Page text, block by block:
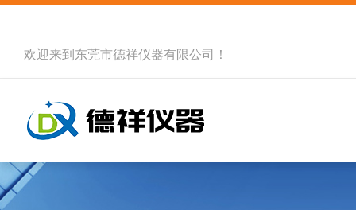
欢迎来到 东莞市德祥仪器有限公司 ！